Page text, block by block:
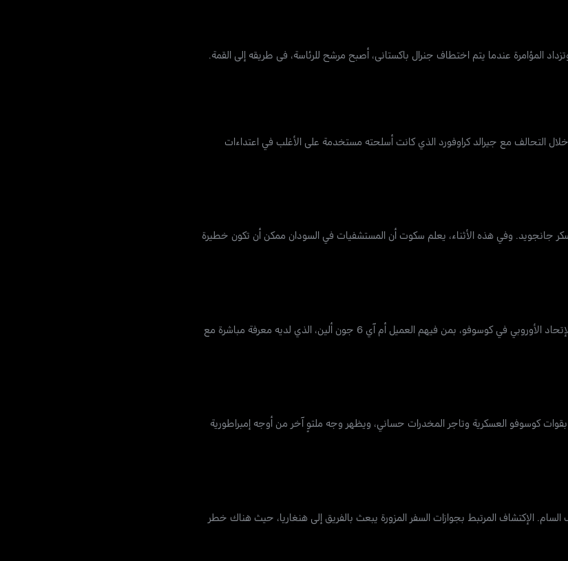
يقود الفرقة 20 إلى لطيف، وإن كان من خلال التحالف مع جيرالد كراوفورد الذي كانت أسلحته مستخدمة على الأغلب في اعتداءات
جانجويد. وفي هذه الأثناء، يعلم سكوت أن المستشفيات في السودان ممكن أن تكون خطيرة
تتحول مهمة الفرقة 20 في فيينا عندما يعلم الفريق أنه تم اختطاف أربعة مسؤولين في الإتحاد الأوروبي في كوسوفو، بمن فيهم العميل أم آي 6 جون ألين، الذي لديه معرفة مباشرة مع
كوسوفو العسكرية وتاجر المخدرات حساني، ويظهر وجه ملتوٍ آخر من أوجه إمبراطورية
الإكتشاف المرتبط بجوازات السفر المزورة يبعث بالفريق إلى هنغاريا، حيث هناك خطر